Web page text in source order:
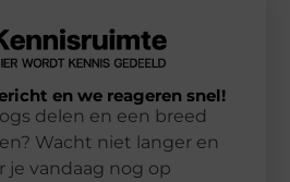
en we reageren snel!
delen en een breed
Wacht niet langer en
je vandaag nog op